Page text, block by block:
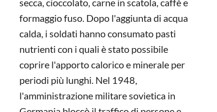
secca, cioccolato, carne in scatola, caffè e
formaggio fuso. Dopo l'aggiunta di acqua
calda, i soldati hanno consumato pasti
nutrienti con i quali è stato possibile
coprire l'apporto calorico e minerale per
periodi più lunghi. Nel 1948,
l'amministrazione militare sovietica in